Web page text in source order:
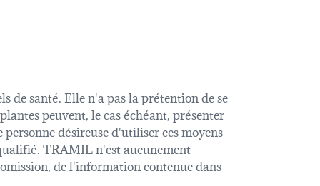
de santé. Elle n'a pas la prétention de se
peuvent, le cas échéant, présenter
désireuse d'utiliser ces moyens
TRAMIL n'est aucunement
de l'information contenue dans